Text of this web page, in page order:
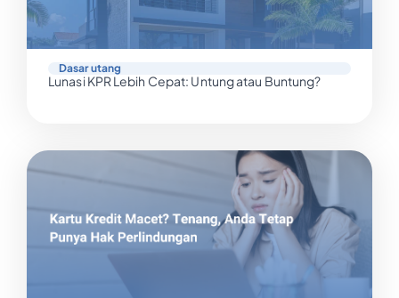
Dasar utang
Lunasi KPR Lebih Cepat: Untung atau Buntung?